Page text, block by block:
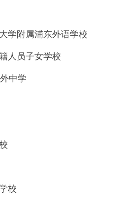
学附属浦东外语学校
人员子女学校
中学
校